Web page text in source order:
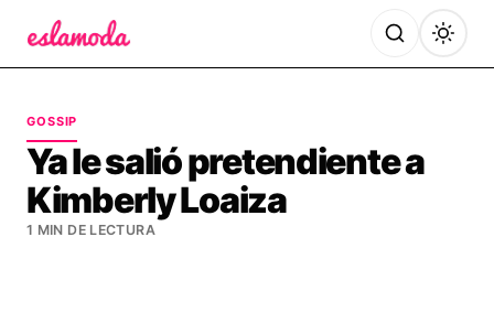
GOSSIP
Ya le salió pretendiente a
Kimberly Loaiza
1 MIN DE LECTURA